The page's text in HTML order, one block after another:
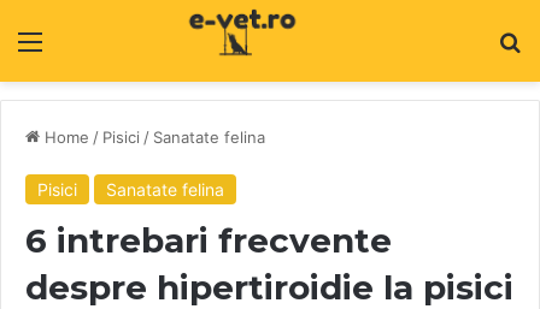
Home / Pisici / Sanatate felina
Pisici Sanatate felina
6 intrebari frecvente
despre hipertiroidie la pisici